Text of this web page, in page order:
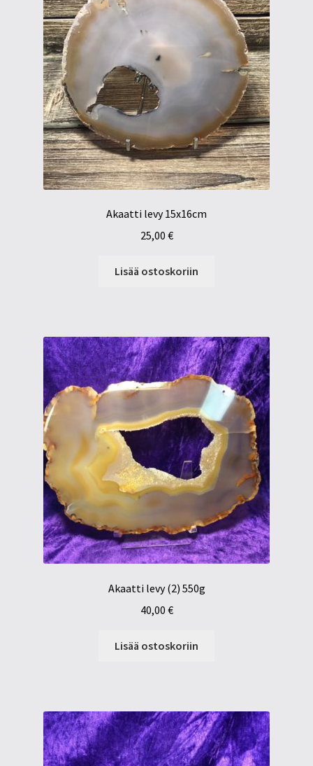
Akaatti levy 15x16cm
25,00 €
Lisää ostoskoriin
Akaatti levy (2) 550g
40,00 €
Lisää ostoskoriin